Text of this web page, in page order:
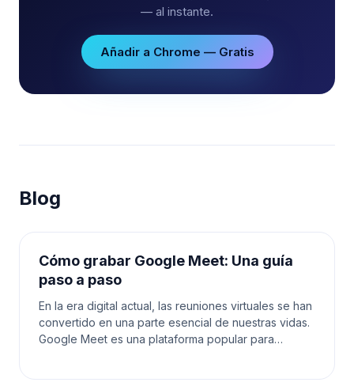
— al instante.
Añadir a Chrome — Gratis
Blog
Cómo grabar Google Meet: Una guía
paso a paso
En la era digital actual, las reuniones virtuales se han
convertido en una parte esencial de nuestras vidas.
Google Meet es una plataforma popular para